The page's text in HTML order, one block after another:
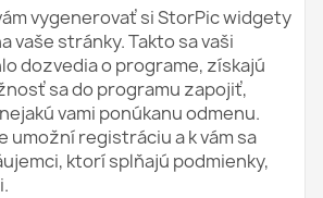
vygenerovať si StorPic widgety
vaše stránky. Takto sa vaši
dozvedia o programe, získajú
sa do programu zapojiť,
vami ponúkanu odmenu.
umožní registráciu a k vám sa
ktorí splňajú podmienky,